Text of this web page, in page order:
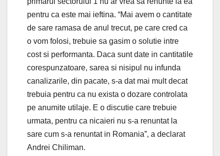
pentru ca este mai ieftina. “Mai avem o cantitate
de sare ramasa de anul trecut, pe care cred ca
o vom folosi, trebuie sa gasim o solutie intre
cost si performanta. Daca sunt date in cantitatile
corespunzatoare, sarea si nisipul nu infunda
canalizarile, din pacate, s-a dat mai mult decat
trebuia pentru ca nu exista o dozare controlata
pe anumite utilaje. E o discutie care trebuie
urmata, pentru ca nicaieri nu s-a renuntat la
sare cum s-a renuntat in Romania”, a declarat
Andrei Chiliman.